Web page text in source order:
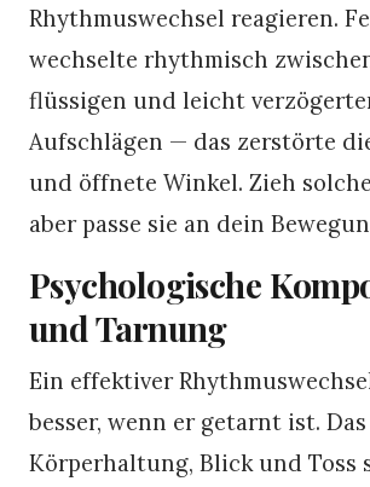
Rhythmuswechsel reagieren.
wechselte rhythmisch
flüssigen und leicht
Aufschlägen — das zerstörte
und öffnete Winkel. Zieh
aber passe sie an dein
Psychologische
und Tarnung
Ein effektiver
besser, wenn er getarnt ist.
Körperhaltung, Blick und Toss